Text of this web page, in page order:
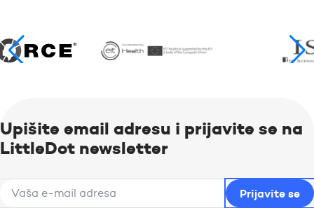
Upišite email adresu i prijavite se na
LittleDot newsletter